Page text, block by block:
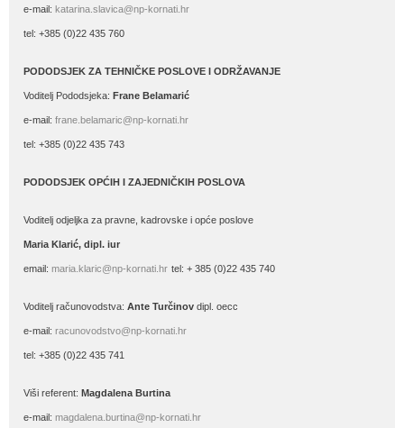
e-mail: katarina.slavica@np-kornati.hr
tel: +385 (0)22 435 760
PODODSJEK ZA TEHNIČKE POSLOVE I ODRŽAVANJE
Voditelj Pododsjeka: Frane Belamarić
e-mail: frane.belamaric@np-kornati.hr
tel: +385 (0)22 435 743
PODODSJEK OPĆIH I ZAJEDNIČKIH POSLOVA
Voditelj odjeljka za pravne, kadrovske i opće poslove
Maria Klarić, dipl. iur
email: maria.klaric@np-kornati.hr tel: + 385 (0)22 435 740
Voditelj računovodstva: Ante Turčinov dipl. oecc
e-mail: racunovodstvo@np-kornati.hr
tel: +385 (0)22 435 741
Viši referent: Magdalena Burtina
e-mail: magdalena.burtina@np-kornati.hr